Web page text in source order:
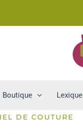
Boutique Lexique
DE COUTURE